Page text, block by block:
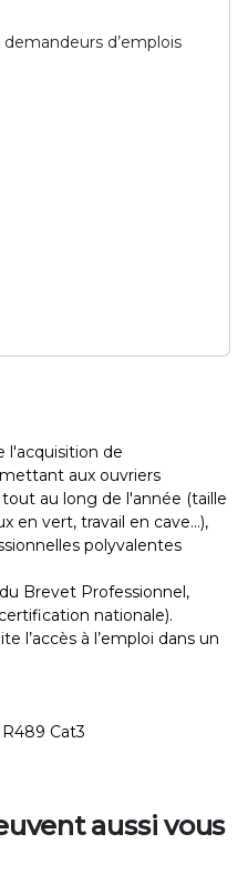
l'acquisition de
aux ouvriers
au long de l'année (taille
en vert, travail en cave...),
polyvalentes
Brevet Professionnel,
nationale).
l’accès à l’emploi dans un
Cat3
d’emplois
aussi vous